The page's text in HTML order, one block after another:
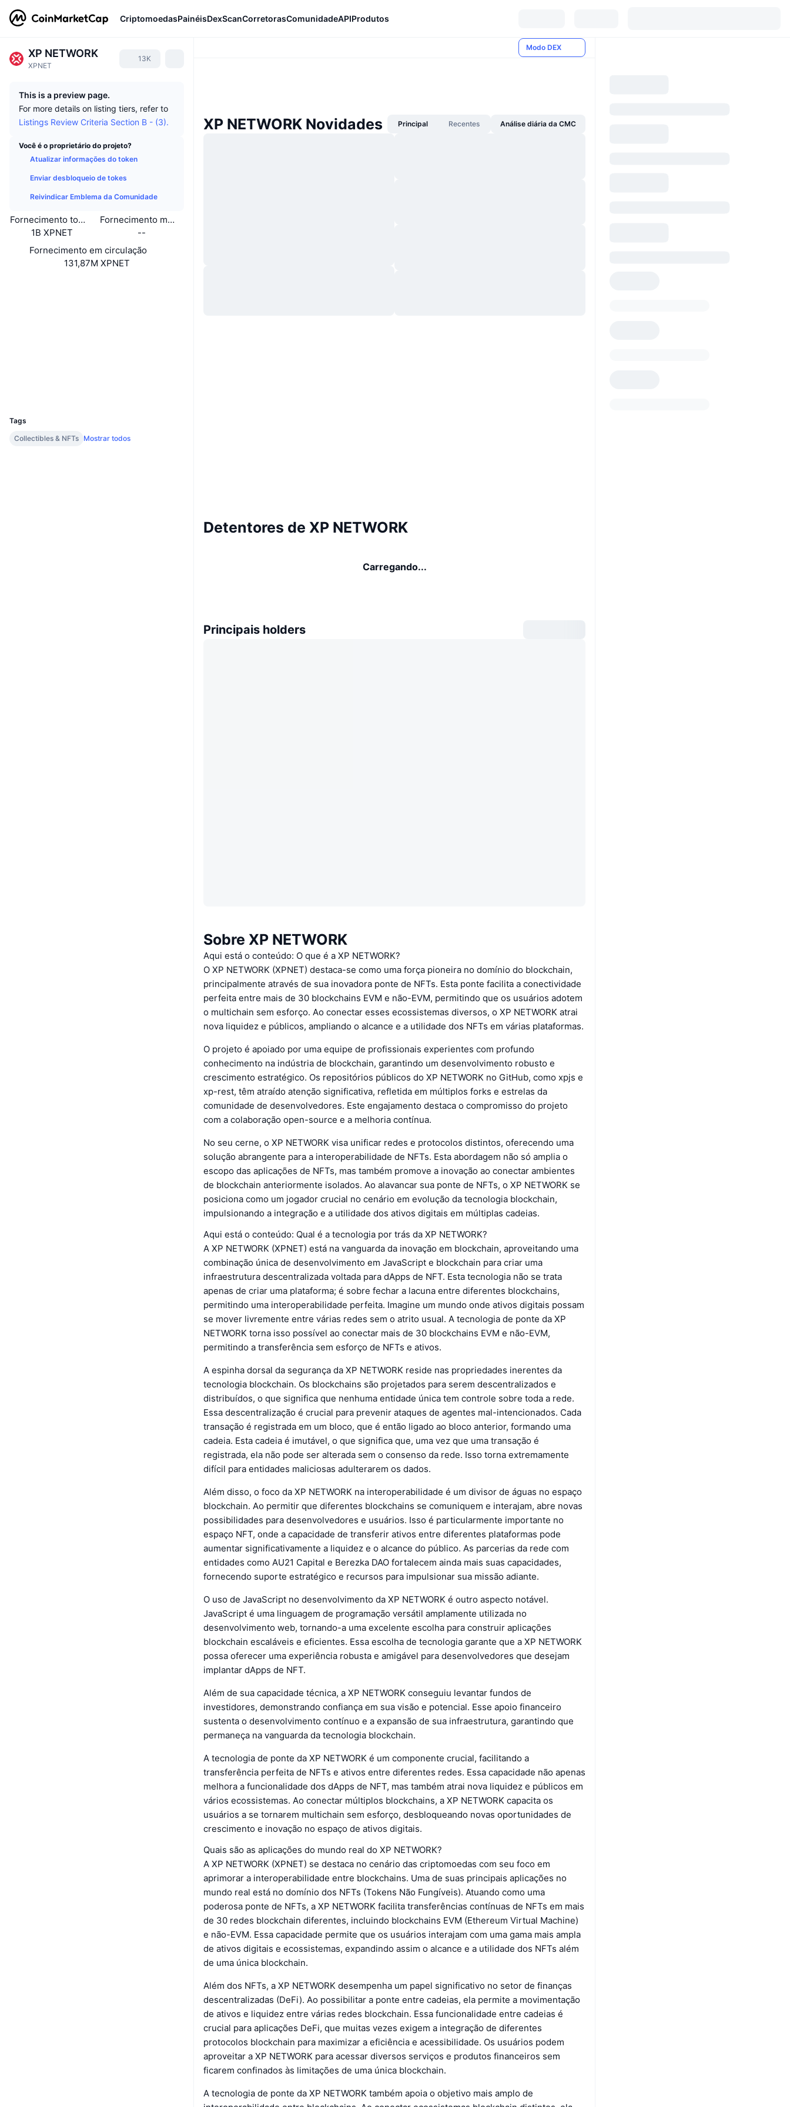
CriptomoedasPainéisDexScanCorretorasComunidadeAPIProdutos
XP NETWORK
XPNET
13K
This is a preview page.
For more details on listing tiers, refer to
Listings Review Criteria Section B - (3).
Você é o proprietário do projeto?
Atualizar informações do token
Enviar desbloqueio de tokes
Reivindicar Emblema da Comunidade
Fornecimento total
1B XPNET
Fornecimento máximo
--
Fornecimento em circulação
131,87M XPNET
Tags
Collectibles & NFTs Mostrar todos
Modo DEX
XP NETWORK Novidades Principal Recentes Análise diária da CMC
Detentores de XP NETWORK
Carregando...
Principais holders
Sobre XP NETWORK
Aqui está o conteúdo: O que é a XP NETWORK?
O XP NETWORK (XPNET) destaca-se como uma força pioneira no domínio do blockchain,
principalmente através de sua inovadora ponte de NFTs. Esta ponte facilita a conectividade
perfeita entre mais de 30 blockchains EVM e não-EVM, permitindo que os usuários adotem
o multichain sem esforço. Ao conectar esses ecossistemas diversos, o XP NETWORK atrai
nova liquidez e públicos, ampliando o alcance e a utilidade dos NFTs em várias plataformas.
O projeto é apoiado por uma equipe de profissionais experientes com profundo
conhecimento na indústria de blockchain, garantindo um desenvolvimento robusto e
crescimento estratégico. Os repositórios públicos do XP NETWORK no GitHub, como xpjs e
xp-rest, têm atraído atenção significativa, refletida em múltiplos forks e estrelas da
comunidade de desenvolvedores. Este engajamento destaca o compromisso do projeto
com a colaboração open-source e a melhoria contínua.
No seu cerne, o XP NETWORK visa unificar redes e protocolos distintos, oferecendo uma
solução abrangente para a interoperabilidade de NFTs. Esta abordagem não só amplia o
escopo das aplicações de NFTs, mas também promove a inovação ao conectar ambientes
de blockchain anteriormente isolados. Ao alavancar sua ponte de NFTs, o XP NETWORK se
posiciona como um jogador crucial no cenário em evolução da tecnologia blockchain,
impulsionando a integração e a utilidade dos ativos digitais em múltiplas cadeias.
Aqui está o conteúdo: Qual é a tecnologia por trás da XP NETWORK?
A XP NETWORK (XPNET) está na vanguarda da inovação em blockchain, aproveitando uma
combinação única de desenvolvimento em JavaScript e blockchain para criar uma
infraestrutura descentralizada voltada para dApps de NFT. Esta tecnologia não se trata
apenas de criar uma plataforma; é sobre fechar a lacuna entre diferentes blockchains,
permitindo uma interoperabilidade perfeita. Imagine um mundo onde ativos digitais possam
se mover livremente entre várias redes sem o atrito usual. A tecnologia de ponte da XP
NETWORK torna isso possível ao conectar mais de 30 blockchains EVM e não-EVM,
permitindo a transferência sem esforço de NFTs e ativos.
A espinha dorsal da segurança da XP NETWORK reside nas propriedades inerentes da
tecnologia blockchain. Os blockchains são projetados para serem descentralizados e
distribuídos, o que significa que nenhuma entidade única tem controle sobre toda a rede.
Essa descentralização é crucial para prevenir ataques de agentes mal-intencionados. Cada
transação é registrada em um bloco, que é então ligado ao bloco anterior, formando uma
cadeia. Esta cadeia é imutável, o que significa que, uma vez que uma transação é
registrada, ela não pode ser alterada sem o consenso da rede. Isso torna extremamente
difícil para entidades maliciosas adulterarem os dados.
Além disso, o foco da XP NETWORK na interoperabilidade é um divisor de águas no espaço
blockchain. Ao permitir que diferentes blockchains se comuniquem e interajam, abre novas
possibilidades para desenvolvedores e usuários. Isso é particularmente importante no
espaço NFT, onde a capacidade de transferir ativos entre diferentes plataformas pode
aumentar significativamente a liquidez e o alcance do público. As parcerias da rede com
entidades como AU21 Capital e Berezka DAO fortalecem ainda mais suas capacidades,
fornecendo suporte estratégico e recursos para impulsionar sua missão adiante.
O uso de JavaScript no desenvolvimento da XP NETWORK é outro aspecto notável.
JavaScript é uma linguagem de programação versátil amplamente utilizada no
desenvolvimento web, tornando-a uma excelente escolha para construir aplicações
blockchain escaláveis e eficientes. Essa escolha de tecnologia garante que a XP NETWORK
possa oferecer uma experiência robusta e amigável para desenvolvedores que desejam
implantar dApps de NFT.
Além de sua capacidade técnica, a XP NETWORK conseguiu levantar fundos de
investidores, demonstrando confiança em sua visão e potencial. Esse apoio financeiro
sustenta o desenvolvimento contínuo e a expansão de sua infraestrutura, garantindo que
permaneça na vanguarda da tecnologia blockchain.
A tecnologia de ponte da XP NETWORK é um componente crucial, facilitando a
transferência perfeita de NFTs e ativos entre diferentes redes. Essa capacidade não apenas
melhora a funcionalidade dos dApps de NFT, mas também atrai nova liquidez e públicos em
vários ecossistemas. Ao conectar múltiplos blockchains, a XP NETWORK capacita os
usuários a se tornarem multichain sem esforço, desbloqueando novas oportunidades de
crescimento e inovação no espaço de ativos digitais.
Quais são as aplicações do mundo real do XP NETWORK?
A XP NETWORK (XPNET) se destaca no cenário das criptomoedas com seu foco em
aprimorar a interoperabilidade entre blockchains. Uma de suas principais aplicações no
mundo real está no domínio dos NFTs (Tokens Não Fungíveis). Atuando como uma
poderosa ponte de NFTs, a XP NETWORK facilita transferências contínuas de NFTs em mais
de 30 redes blockchain diferentes, incluindo blockchains EVM (Ethereum Virtual Machine)
e não-EVM. Essa capacidade permite que os usuários interajam com uma gama mais ampla
de ativos digitais e ecossistemas, expandindo assim o alcance e a utilidade dos NFTs além
de uma única blockchain.
Além dos NFTs, a XP NETWORK desempenha um papel significativo no setor de finanças
descentralizadas (DeFi). Ao possibilitar a ponte entre cadeias, ela permite a movimentação
de ativos e liquidez entre várias redes blockchain. Essa funcionalidade entre cadeias é
crucial para aplicações DeFi, que muitas vezes exigem a integração de diferentes
protocolos blockchain para maximizar a eficiência e acessibilidade. Os usuários podem
aproveitar a XP NETWORK para acessar diversos serviços e produtos financeiros sem
ficarem confinados às limitações de uma única blockchain.
A tecnologia de ponte da XP NETWORK também apoia o objetivo mais amplo de